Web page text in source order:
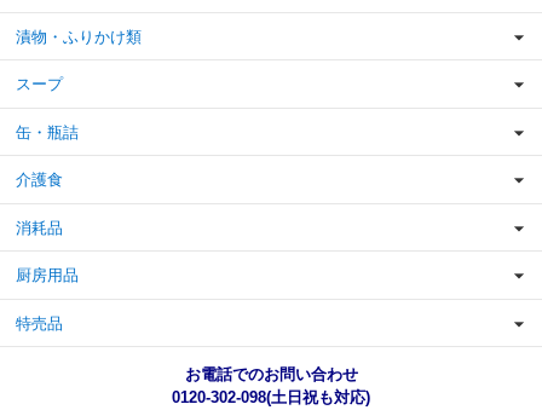
漬物・ふりかけ類
スープ
缶・瓶詰
介護食
消耗品
厨房用品
特売品
お電話でのお問い合わせ
0120-302-098(土日祝も対応)